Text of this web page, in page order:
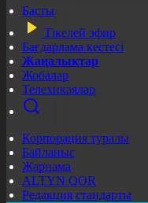
Басты
Тікелей эфир
Бағдарлама кестесі
Жаңалықтар
Жобалар
Телехикаялар
Корпорация туралы
Байланыс
Жарнама
ALTYN QOR
Редакция стандарты